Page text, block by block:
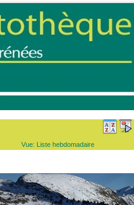
Vue: Liste hebdomadaire